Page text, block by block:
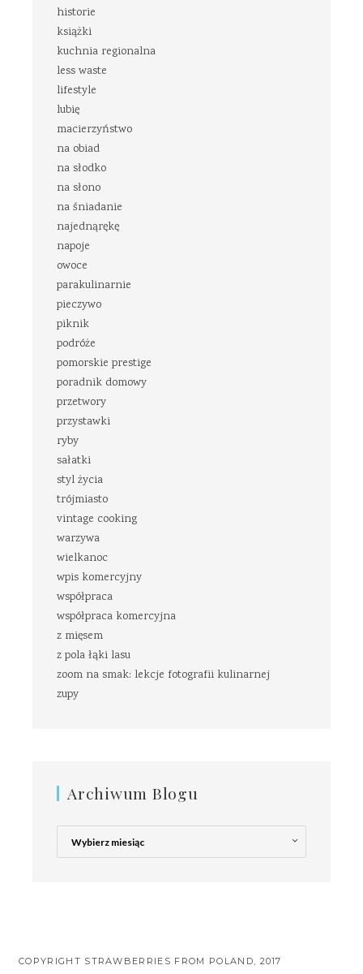
historie
książki
kuchnia regionalna
less waste
lifestyle
lubię
macierzyństwo
na obiad
na słodko
na słono
na śniadanie
najednąrękę
napoje
owoce
parakulinarnie
pieczywo
piknik
podróże
pomorskie prestige
poradnik domowy
przetwory
przystawki
ryby
sałatki
styl życia
trójmiasto
vintage cooking
warzywa
wielkanoc
wpis komercyjny
współpraca
współpraca komercyjna
z mięsem
z pola łąki lasu
zoom na smak: lekcje fotografii kulinarnej
zupy
Archiwum Blogu
Archiwum
Blogu
COPYRIGHT STRAWBERRIES FROM POLAND, 2017